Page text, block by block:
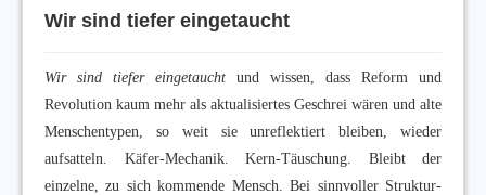
Wir sind tiefer eingetaucht
Wir sind tiefer eingetaucht und wissen, dass Reform und
Revolution kaum mehr als aktualisiertes Geschrei wären und alte
Menschentypen, so weit sie unreflektiert bleiben, wieder
aufsatteln. Käfer-Mechanik. Kern-Täuschung. Bleibt der
einzelne, zu sich kommende Mensch. Bei sinnvoller Struktur-